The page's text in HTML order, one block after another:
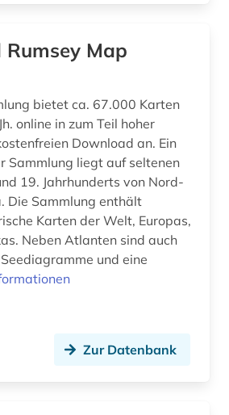
(1)
musiksammlung (1)
nachrichtensendung (1)
nachschlagewerk (1)
(1)
nanotechnologie (1)
Rumsey Map
bietet ca. 67.000 Karten
online in zum Teil hoher
Download an. Ein
Sammlung liegt auf seltenen
19. Jahrhunderts von Nord-
Die Sammlung enthält
Karten der Welt, Europas,
Neben Atlanten sind auch
und eine
Zur Datenbank